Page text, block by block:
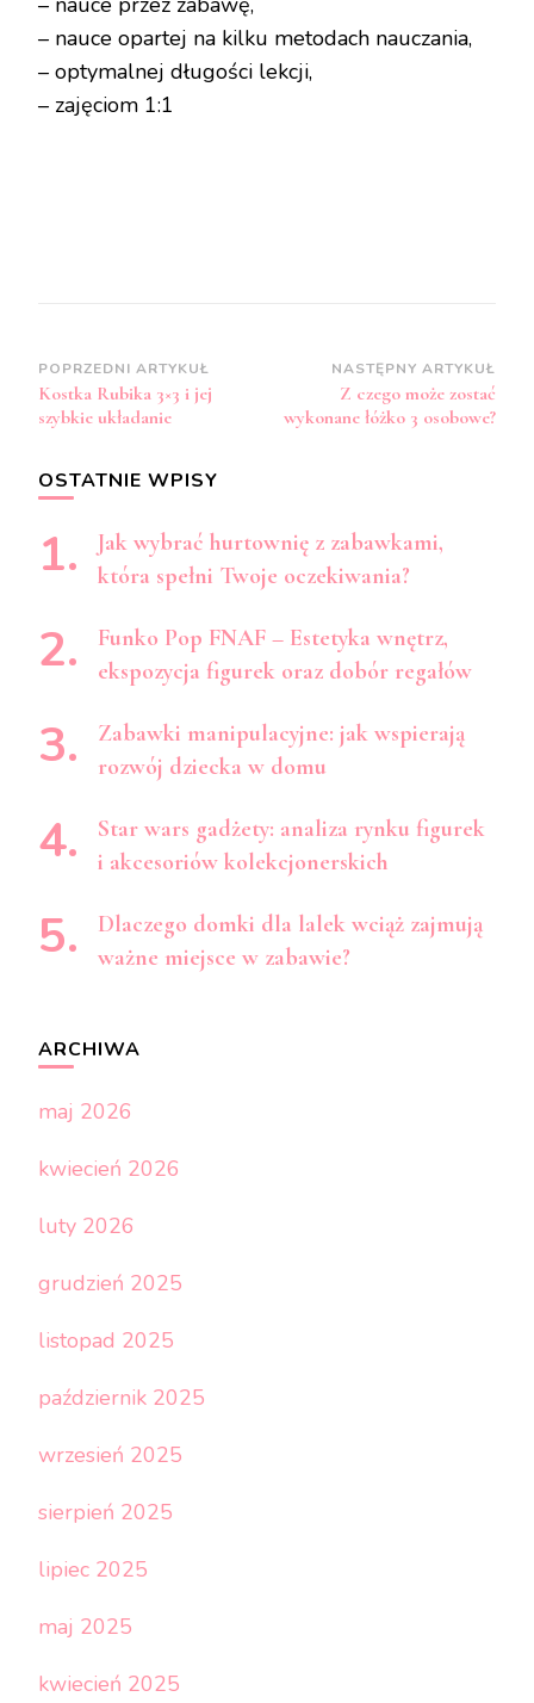
– nauce opartej na kilku metodach nauczania,
– optymalnej długości lekcji,
– zajęciom 1:1
Zobacz
wpisy
POPRZEDNI ARTYKUŁ
Kostka Rubika 3×3 i jej
szybkie układanie
NASTĘPNY ARTYKUŁ
Z czego może zostać
wykonane łóżko 3 osobowe?
OSTATNIE WPISY
Jak wybrać hurtownię z zabawkami,
która spełni Twoje oczekiwania?
Funko Pop FNAF – Estetyka wnętrz,
ekspozycja figurek oraz dobór regałów
Zabawki manipulacyjne: jak wspierają
rozwój dziecka w domu
Star wars gadżety: analiza rynku figurek
i akcesoriów kolekcjonerskich
Dlaczego domki dla lalek wciąż zajmują
ważne miejsce w zabawie?
ARCHIWA
maj 2026
kwiecień 2026
luty 2026
grudzień 2025
listopad 2025
październik 2025
wrzesień 2025
sierpień 2025
lipiec 2025
maj 2025
kwiecień 2025